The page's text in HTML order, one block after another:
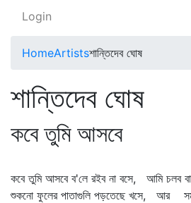
Login
HomeArtistsশান্তিদেব ঘোষ
শান্তিদেব ঘোষ
কবে তুমি আসবে
কবে তুমি আসবে ব'লে রইব না বসে, আমি চলব
শুকনো ফুলের পাতাগুলি পড়তেছে খসে, আর